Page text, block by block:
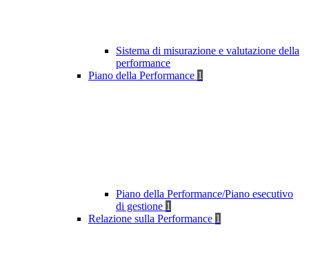
Sistema di misurazione e valutazione della
performance
Piano della Performance 1
Piano della Performance/Piano esecutivo
di gestione 1
Relazione sulla Performance 1